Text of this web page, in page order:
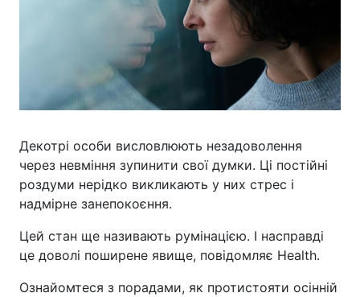
Декотрі особи висловлюють незадоволення
через невміння зупинити свої думки. Ці постійні
роздуми нерідко викликають у них стрес і
надмірне занепокоєння.
Цей стан ще називають румінацією. І насправді
це доволі поширене явище, повідомляє Health.
Ознайомтеся з порадами, як протистояти осінній